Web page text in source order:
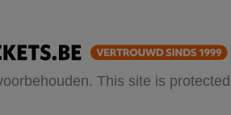
This site is protected